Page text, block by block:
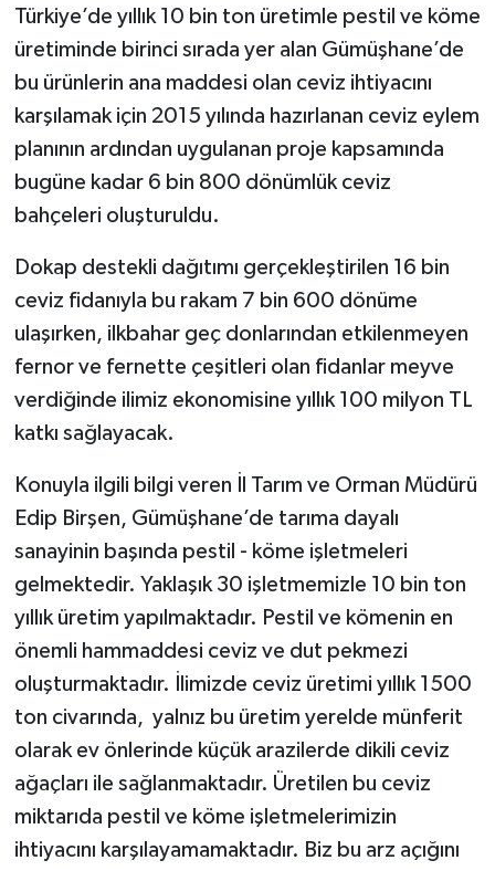
Türkiye’de yıllık 10 bin ton üretimle pestil ve köme
üretiminde birinci sırada yer alan Gümüşhane’de
bu ürünlerin ana maddesi olan ceviz ihtiyacını
karşılamak için 2015 yılında hazırlanan ceviz eylem
planının ardından uygulanan proje kapsamında
bugüne kadar 6 bin 800 dönümlük ceviz
bahçeleri oluşturuldu.
Dokap destekli dağıtımı gerçekleştirilen 16 bin
ceviz fidanıyla bu rakam 7 bin 600 dönüme
ulaşırken, ilkbahar geç donlarından etkilenmeyen
fernor ve fernette çeşitleri olan fidanlar meyve
verdiğinde ilimiz ekonomisine yıllık 100 milyon TL
katkı sağlayacak.
Konuyla ilgili bilgi veren İl Tarım ve Orman Müdürü
Edip Birşen, Gümüşhane’de tarıma dayalı
sanayinin başında pestil - köme işletmeleri
gelmektedir. Yaklaşık 30 işletmemizle 10 bin ton
yıllık üretim yapılmaktadır. Pestil ve kömenin en
önemli hammaddesi ceviz ve dut pekmezi
oluşturmaktadır. İlimizde ceviz üretimi yıllık 1500
ton civarında, yalnız bu üretim yerelde münferit
olarak ev önlerinde küçük arazilerde dikili ceviz
ağaçları ile sağlanmaktadır. Üretilen bu ceviz
miktarıda pestil ve köme işletmelerimizin
ihtiyacını karşılayamamaktadır. Biz bu arz açığını